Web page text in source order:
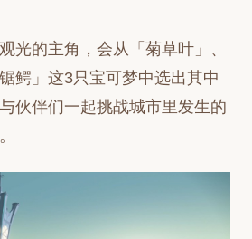
光的主角，会从「菊草叶」、
鳄」这3只宝可梦中选出其中
伙伴们一起挑战城市里发生的